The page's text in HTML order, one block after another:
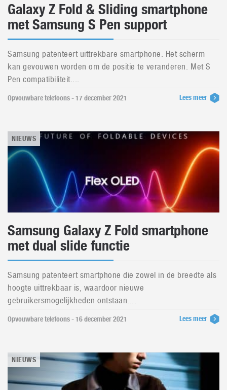
Galaxy Z Fold & Sliding smartphone
met Samsung S Pen support
Samsung patenteert uittrekbare smartphone. Het scherm
kan gevouwen worden om de positie te veranderen. Met S
Pen compatibiliteit....
Opvouwbare telefoons - 17 december 2021 Lees meer
NIEUWS
Samsung Galaxy Z Fold smartphone
met dual slide functie
Samsung patenteert smartphone die zowel in de breedte als
hoogte uittrekbaar is, waardoor nieuwe
gebruikersmogelijkheden ontstaan....
Opvouwbare telefoons - 16 december 2021 Lees meer
NIEUWS